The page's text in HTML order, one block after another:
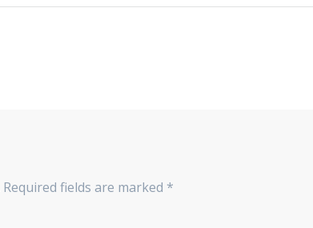
Required fields are marked *